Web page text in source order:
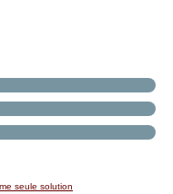
seule solution